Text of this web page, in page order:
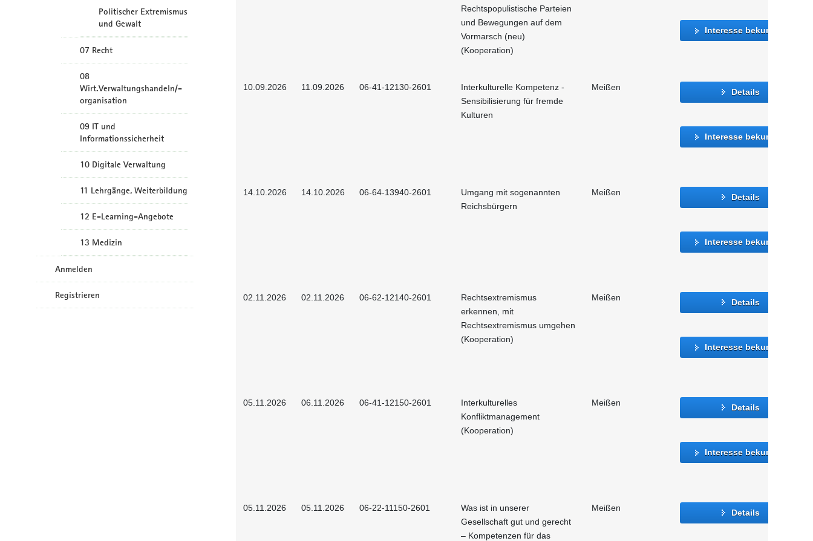
Politischer Extremismus
und Gewalt
07 Recht
08
Wirt.Verwaltungshandeln/-
organisation
09 IT und
Informationssicherheit
10 Digitale Verwaltung
11 Lehrgänge, Weiterbildung
12 E-Learning-Angebote
13 Medizin
Anmelden
Registrieren
Rechtspopulistische Parteien
und Bewegungen auf dem
Vormarsch (neu)
(Kooperation)
Interesse bekunden
10.09.2026 11.09.2026 06-41-12130-2601
Interkulturelle Kompetenz -
Sensibilisierung für fremde
Kulturen
Meißen Details
Interesse bekunden
14.10.2026 14.10.2026 06-64-13940-2601
Umgang mit sogenannten
Reichsbürgern
Meißen Details
Interesse bekunden
02.11.2026 02.11.2026 06-62-12140-2601
Rechtsextremismus
erkennen, mit
Rechtsextremismus umgehen
(Kooperation)
Meißen Details
Interesse bekunden
05.11.2026 06.11.2026 06-41-12150-2601
Interkulturelles
Konfliktmanagement
(Kooperation)
Meißen Details
Interesse bekunden
05.11.2026 05.11.2026 06-22-11150-2601
Was ist in unserer
Gesellschaft gut und gerecht
– Kompetenzen für das
Meißen Details